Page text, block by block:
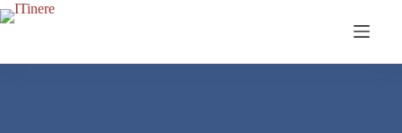
Salta
al